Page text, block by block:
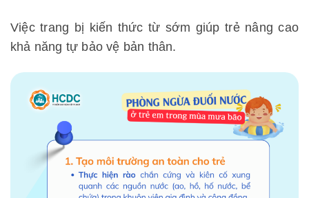
Việc trang bị kiến thức từ sớm giúp trẻ nâng cao
khả năng tự bảo vệ bản thân.